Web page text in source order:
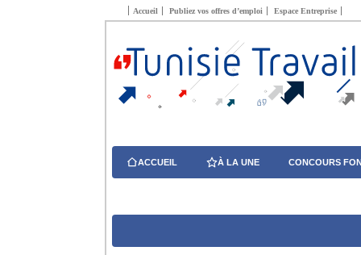
Accueil Publiez vos offres d’emploi Espace Entreprise
ACCUEIL À LA UNE CONCOURS